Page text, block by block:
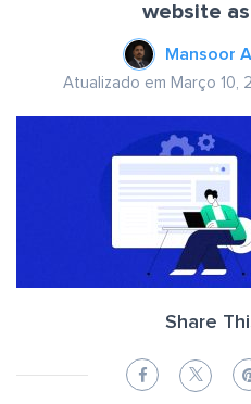
website
Mansoor
Atualizado em Março 10,
Share